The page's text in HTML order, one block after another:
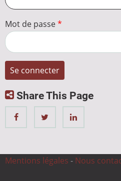
Mot de passe
Share This Page
Mentions légales - Nous